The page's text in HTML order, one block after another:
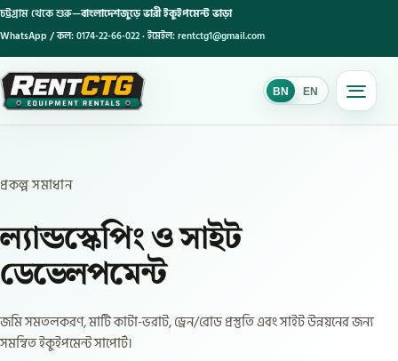
চট্টগ্রাম থেকে শুরু—বাংলাদেশজুড়ে ভারী ইকুইপমেন্ট ভাড়া
WhatsApp / কল:0174-22-66-022· ইমেইল:rentctg1@gmail.com
BN EN
BN
প্রকল্প সমাধান
ল্যান্ডস্কেপিং ও সাইট
ডেভেলপমেন্ট
জমি সমতলকরণ, মাটি কাটা-ভরাট, ড্রেন/রোড প্রস্তুতি এবং সাইট উন্নয়নের জন্য
সমন্বিত ইকুইপমেন্ট সাপোর্ট।